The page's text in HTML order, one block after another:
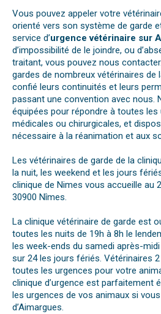
Vous pouvez appeler votre
orienté vers son système de garde
service d’urgence vétérinaire sur
d’impossibilité de le joindre, ou
traitant, vous pouvez nous
gardes de nombreux vétérinaires de
confié leurs continuités et leurs
passant une convention avec nous.
équipées pour répondre à toutes les
médicales ou chirurgicales, et
nécessaire à la réanimation et aux
Les vétérinaires de garde de la
la nuit, les weekend et les jours
clinique de Nimes vous accueille au
30900 Nîmes.
La clinique vétérinaire de garde est
toutes les nuits de 19h à 8h le
les week-ends du samedi après-
sur 24 les jours fériés. Vétérinaires
toutes les urgences pour votre
clinique d’urgence est parfaitement
les urgences de vos animaux si
d’Aimargues.